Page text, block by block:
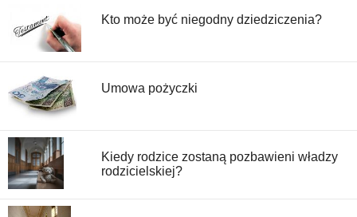
Kto może być niegodny dziedziczenia?
Umowa pożyczki
Kiedy rodzice zostaną pozbawieni władzy
rodzicielskiej?